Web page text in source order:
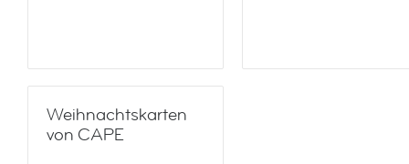
Weihnachtskarten
von CAPE